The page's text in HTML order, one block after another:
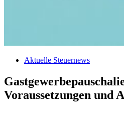
Aktuelle Steuernews
Voraussetzungen und